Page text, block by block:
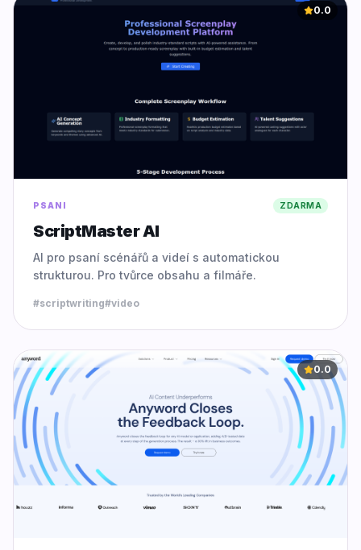
0.0
PSANI ZDARMA
ScriptMaster AI
AI pro psaní scénářů a videí s automatickou
strukturou. Pro tvůrce obsahu a filmáře.
#scriptwriting#video
0.0